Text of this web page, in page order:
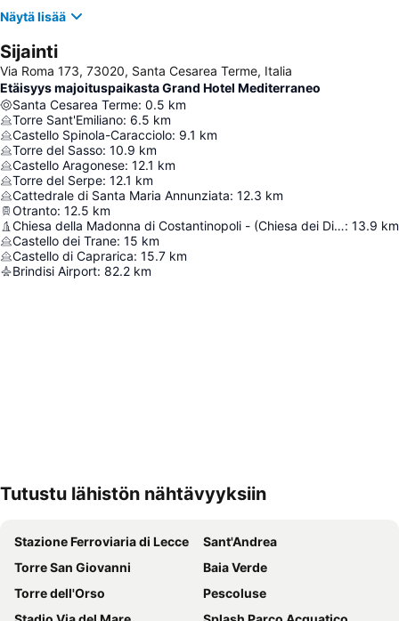
Näytä lisää
Sijainti
Via Roma 173, 73020, Santa Cesarea Terme, Italia
Etäisyys majoituspaikasta Grand Hotel Mediterraneo
Santa Cesarea Terme: 0.5 km
Torre Sant'Emiliano: 6.5 km
Castello Spinola-Caracciolo: 9.1 km
Torre del Sasso: 10.9 km
Castello Aragonese: 12.1 km
Torre del Serpe: 12.1 km
Cattedrale di Santa Maria Annunziata: 12.3 km
Otranto: 12.5 km
Chiesa della Madonna di Costantinopoli - (Chiesa dei Diavoli): 13.9 km
Castello dei Trane: 15 km
Castello di Caprarica: 15.7 km
Brindisi Airport: 82.2 km
Tutustu lähistön nähtävyyksiin
Stazione Ferroviaria di Lecce
Sant'Andrea
Torre San Giovanni
Baia Verde
Torre dell'Orso
Pescoluse